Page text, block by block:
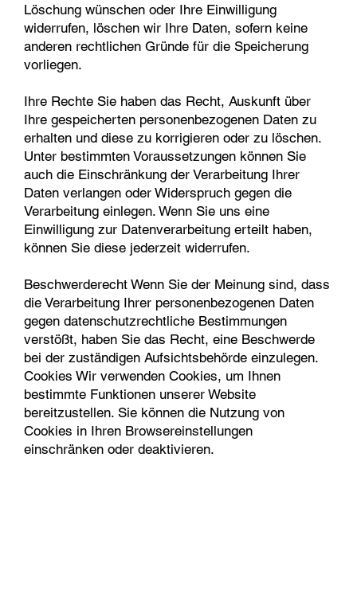
Löschung wünschen oder Ihre Einwilligung
widerrufen, löschen wir Ihre Daten, sofern keine
anderen rechtlichen Gründe für die Speicherung
vorliegen.
Ihre Rechte Sie haben das Recht, Auskunft über
Ihre gespeicherten personenbezogenen Daten zu
erhalten und diese zu korrigieren oder zu löschen.
Unter bestimmten Voraussetzungen können Sie
auch die Einschränkung der Verarbeitung Ihrer
Daten verlangen oder Widerspruch gegen die
Verarbeitung einlegen. Wenn Sie uns eine
Einwilligung zur Datenverarbeitung erteilt haben,
können Sie diese jederzeit widerrufen.
Beschwerderecht Wenn Sie der Meinung sind, dass
die Verarbeitung Ihrer personenbezogenen Daten
gegen datenschutzrechtliche Bestimmungen
verstößt, haben Sie das Recht, eine Beschwerde
bei der zuständigen Aufsichtsbehörde einzulegen.
Cookies Wir verwenden Cookies, um Ihnen
bestimmte Funktionen unserer Website
bereitzustellen. Sie können die Nutzung von
Cookies in Ihren Browsereinstellungen
einschränken oder deaktivieren.